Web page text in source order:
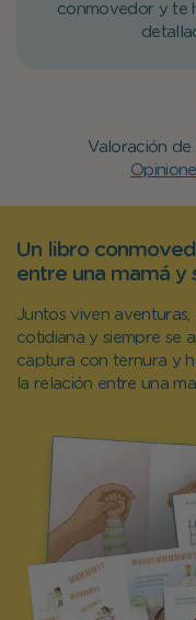
conmovedor y te
Valoración
Un libro
entre una mamá y
Juntos viven
cotidiana y siempre se
captura con ternura y
la relación entre una